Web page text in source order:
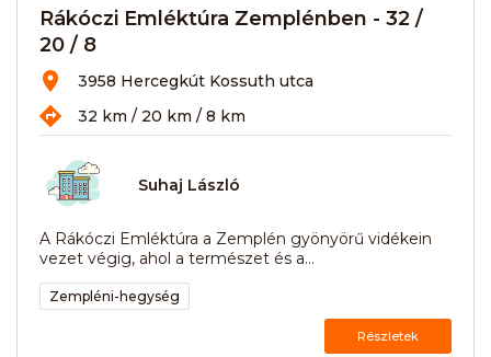
Rákóczi Emléktúra Zemplénben - 32 /
20 / 8
3958 Hercegkút Kossuth utca
32 km / 20 km / 8 km
Suhaj László
A Rákóczi Emléktúra a Zemplén gyönyörű vidékein
vezet végig, ahol a természet és a...
Zempléni-hegység
Részletek